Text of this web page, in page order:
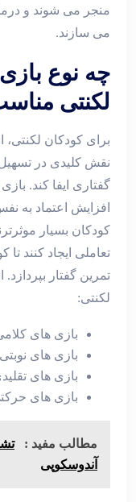
منجر می‌ شوند و
می ‌سازند.
چه نوع
لکنتی
برای کودکان
نقش کلیدی در
گفتاری ایفا کند.
افزایش اعتماد به
کودکان بسیار
تعاملی ایجاد کنند
تمرین گفتار
لکنتی:
بازی‌ های
بازی‌ های نوبتی
بازی‌ های
بازی ‌های
مطالب مفید :
آندوسکوپی